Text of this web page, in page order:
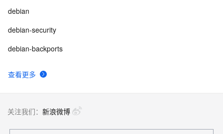
查看更多
debian
debian-security
debian-backports
关注我们： 新浪微博